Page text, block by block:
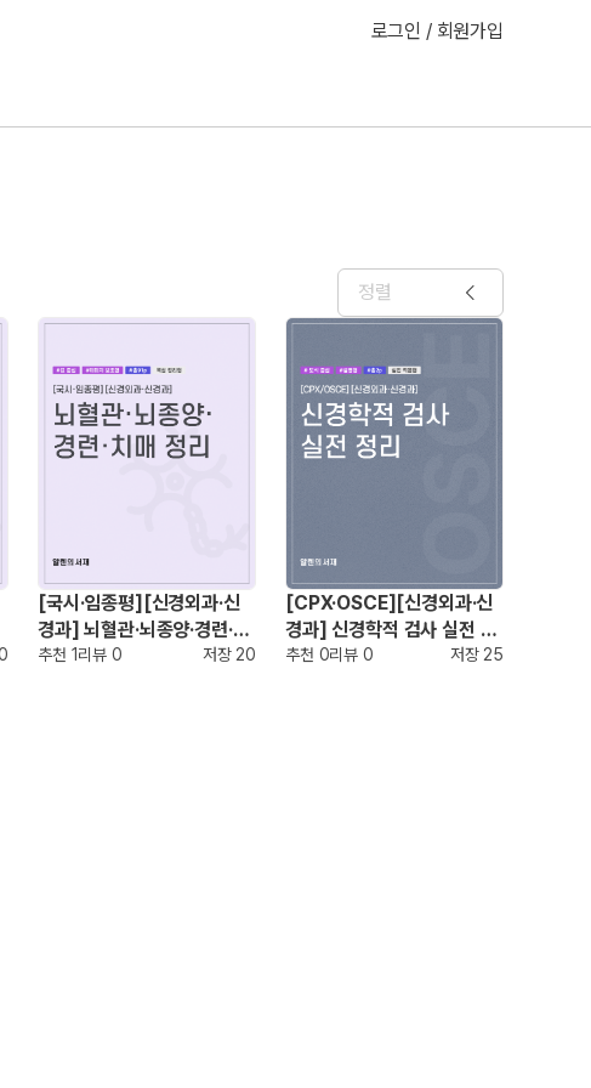
로그인 / 회원가입
정렬
[국시·임종평][신경외과·신
경과] 뇌혈관·뇌종양·경련·치
매 정리
추천 1리뷰 0 저장 20
[CPX·OSCE][신경외과·신
경과] 신경학적 검사 실전 정
리
추천 0리뷰 0 저장 25